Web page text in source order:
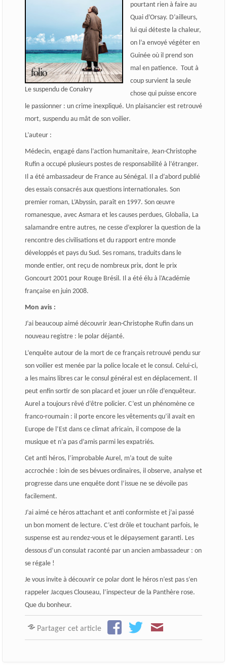
Le suspendu de Conakry
pourtant rien à faire au
Quai d’Orsay. D’ailleurs,
lui qui déteste la chaleur,
on l’a envoyé végéter en
Guinée où il prend son
mal en patience. Tout à
coup survient la seule
chose qui puisse encore
le passionner : un crime inexpliqué. Un plaisancier est retrouvé
mort, suspendu au mât de son voilier.
L’auteur :
Médecin, engagé dans l’action humanitaire, Jean-Christophe
Rufin a occupé plusieurs postes de responsabilité à l’étranger.
Il a été ambassadeur de France au Sénégal. Il a d’abord publié
des essais consacrés aux questions internationales. Son
premier roman, L’Abyssin, paraît en 1997. Son œuvre
romanesque, avec Asmara et les causes perdues, Globalia, La
salamandre entre autres, ne cesse d’explorer la question de la
rencontre des civilisations et du rapport entre monde
développés et pays du Sud. Ses romans, traduits dans le
monde entier, ont reçu de nombreux prix, dont le prix
Goncourt 2001 pour Rouge Brésil. Il a été élu à l’Académie
française en juin 2008.
Mon avis :
J’ai beaucoup aimé découvrir Jean-Christophe Rufin dans un
nouveau registre : le polar déjanté.
L’enquête autour de la mort de ce français retrouvé pendu sur
son voilier est menée par la police locale et le consul. Celui-ci,
a les mains libres car le consul général est en déplacement. Il
peut enfin sortir de son placard et jouer un rôle d’enquêteur.
Aurel a toujours rêvé d’être policier. C’est un phénomène ce
franco-roumain : il porte encore les vêtements qu’il avait en
Europe de l’Est dans ce climat africain, il compose de la
musique et n’a pas d’amis parmi les expatriés.
Cet anti héros, l’improbable Aurel, m’a tout de suite
accrochée : loin de ses bévues ordinaires, il observe, analyse et
progresse dans une enquête dont l’issue ne se dévoile pas
facilement.
J’ai aimé ce héros attachant et anti conformiste et j’ai passé
un bon moment de lecture. C’est drôle et touchant parfois, le
suspense est au rendez-vous et le dépaysement garanti. Les
dessous d’un consulat raconté par un ancien ambassadeur : on
se régale !
Je vous invite à découvrir ce polar dont le héros n’est pas s’en
rappeler Jacques Clouseau, l’inspecteur de la Panthère rose.
Que du bonheur.
Partager cet article